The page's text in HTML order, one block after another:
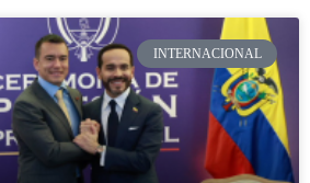
INTERNACIONAL